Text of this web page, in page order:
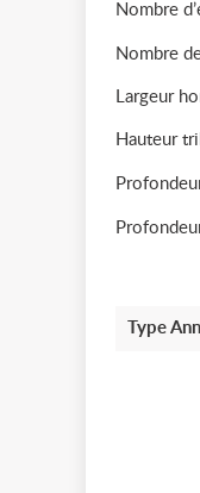
Nombre
Nombre
Largeur
Hauteur
Type